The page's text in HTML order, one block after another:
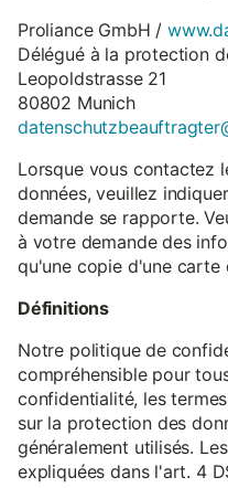
Proliance GmbH /
Délégué à la protection
Leopoldstrasse 21
80802 Munich
Lorsque vous contactez
données, veuillez
demande se rapporte.
à votre demande des
qu'une copie d'une carte
Définitions
Notre politique de
compréhensible pour
confidentialité, les
sur la protection des
généralement utilisés.
expliquées dans l'art. 4